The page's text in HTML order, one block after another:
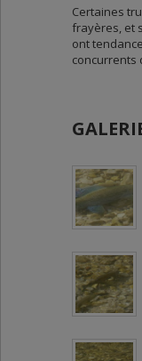
Certaines
frayères, et
ont
concurrents